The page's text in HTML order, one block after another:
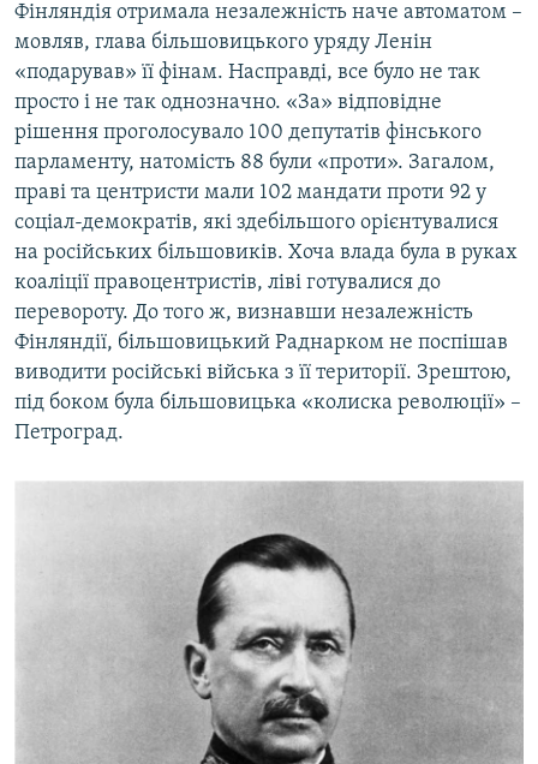
Фінляндія отримала незалежність наче автоматом –
мовляв, глава більшовицького уряду Ленін
«подарував» її фінам. Насправді, все було не так
просто і не так однозначно. «За» відповідне
рішення проголосувало 100 депутатів фінського
парламенту, натомість 88 були «проти». Загалом,
праві та центристи мали 102 мандати проти 92 у
соціал-демократів, які здебільшого орієнтувалися
на російських більшовиків. Хоча влада була в руках
коаліції правоцентристів, ліві готувалися до
перевороту. До того ж, визнавши незалежність
Фінляндії, більшовицький Раднарком не поспішав
виводити російські війська з її території. Зрештою,
під боком була більшовицька «колиска революції» –
Петроград.